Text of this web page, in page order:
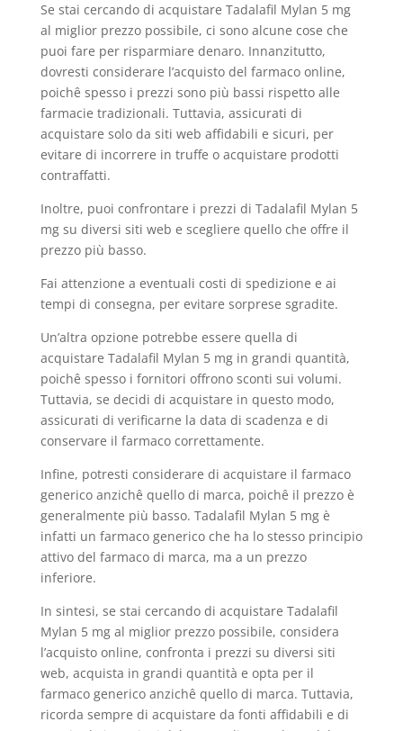
Se stai cercando di acquistare Tadalafil Mylan 5 mg
al miglior prezzo possibile, ci sono alcune cose che
puoi fare per risparmiare denaro. Innanzitutto,
dovresti considerare l’acquisto del farmaco online,
poichê spesso i prezzi sono più bassi rispetto alle
farmacie tradizionali. Tuttavia, assicurati di
acquistare solo da siti web affidabili e sicuri, per
evitare di incorrere in truffe o acquistare prodotti
contraffatti.
Inoltre, puoi confrontare i prezzi di Tadalafil Mylan 5
mg su diversi siti web e scegliere quello che offre il
prezzo più basso.
Fai attenzione a eventuali costi di spedizione e ai
tempi di consegna, per evitare sorprese sgradite.
Un’altra opzione potrebbe essere quella di
acquistare Tadalafil Mylan 5 mg in grandi quantità,
poichê spesso i fornitori offrono sconti sui volumi.
Tuttavia, se decidi di acquistare in questo modo,
assicurati di verificarne la data di scadenza e di
conservare il farmaco correttamente.
Infine, potresti considerare di acquistare il farmaco
generico anzichê quello di marca, poichê il prezzo è
generalmente più basso. Tadalafil Mylan 5 mg è
infatti un farmaco generico che ha lo stesso principio
attivo del farmaco di marca, ma a un prezzo
inferiore.
In sintesi, se stai cercando di acquistare Tadalafil
Mylan 5 mg al miglior prezzo possibile, considera
l’acquisto online, confronta i prezzi su diversi siti
web, acquista in grandi quantità e opta per il
farmaco generico anzichê quello di marca. Tuttavia,
ricorda sempre di acquistare da fonti affidabili e di